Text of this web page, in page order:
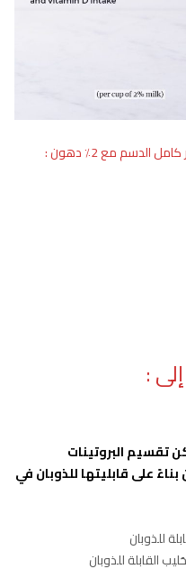
2٪ دهون :
:
تقسيم البروتينات
على قابليتها للذوبان في
للذوبان
القابلة للذوبان